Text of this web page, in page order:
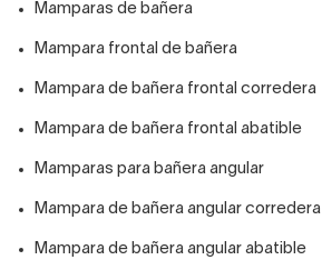
Mamparas de bañera
Mampara frontal de bañera
Mampara de bañera frontal corredera
Mampara de bañera frontal abatible
Mamparas para bañera angular
Mampara de bañera angular corredera
Mampara de bañera angular abatible